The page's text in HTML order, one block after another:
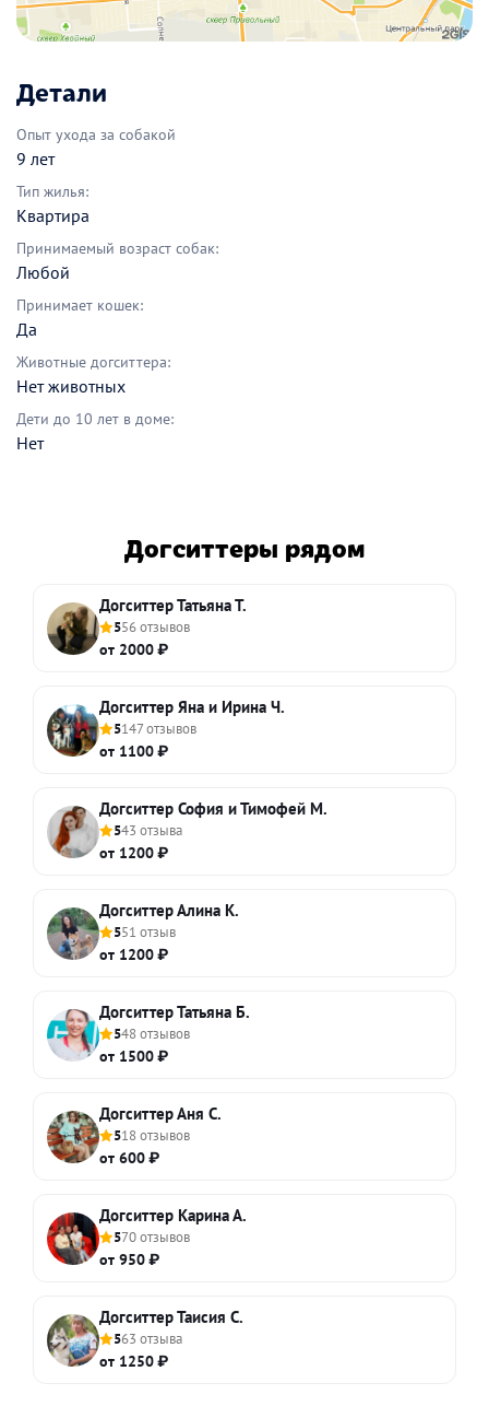
Детали
Опыт ухода за собакой
9 лет
Тип жилья:
Квартира
Принимаемый возраст собак:
Любой
Принимает кошек:
Да
Животные догситтера:
Нет животных
Дети до 10 лет в доме:
Нет
Догситтеры рядом
Догситтер Татьяна Т.
556 отзывов
от 2000 ₽
Догситтер Яна и Ирина Ч.
5147 отзывов
от 1100 ₽
Догситтер София и Тимофей М.
543 отзыва
от 1200 ₽
Догситтер Алина К.
551 отзыв
от 1200 ₽
Догситтер Татьяна Б.
548 отзывов
от 1500 ₽
Догситтер Аня С.
518 отзывов
от 600 ₽
Догситтер Карина А.
570 отзывов
от 950 ₽
Догситтер Таисия С.
563 отзыва
от 1250 ₽